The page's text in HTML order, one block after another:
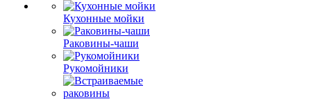
Кухонные мойки
Раковины-чаши
Рукомойники